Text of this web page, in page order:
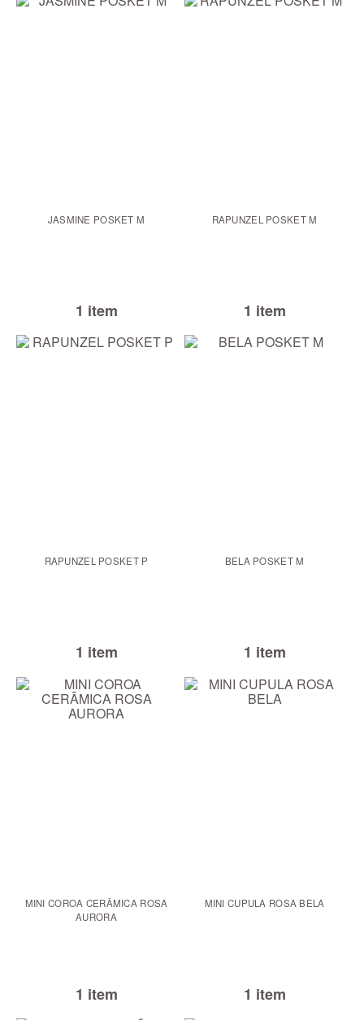
JASMINE POSKET M
1 item
RAPUNZEL POSKET M
1 item
RAPUNZEL POSKET P
1 item
BELA POSKET M
1 item
MINI COROA CERÂMICA ROSA
AURORA
1 item
MINI CUPULA ROSA BELA
1 item